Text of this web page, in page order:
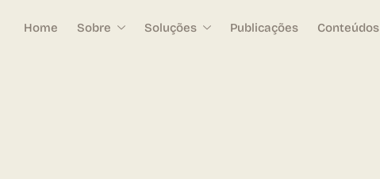
Home Sobre Soluções Publicações Conteúdos